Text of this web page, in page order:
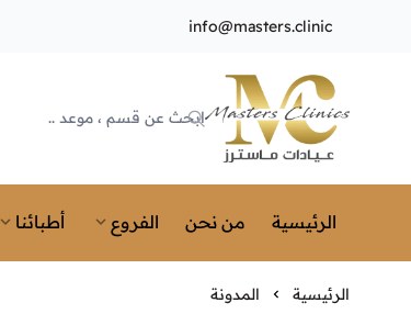
info@masters.clinic
Masters Clinics
الرئيسية من نحن الفروع أطبائنا
الرئيسية المدونة